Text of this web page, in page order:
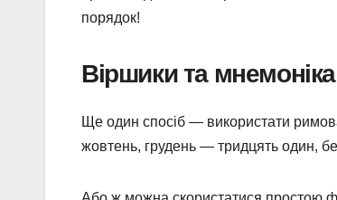
порядок!
Віршики та мнемоніка
Ще один спосіб — використати
жовтень, грудень — тридцять один,